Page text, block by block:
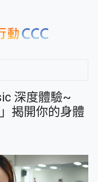
深度體驗~
揭開你的身體